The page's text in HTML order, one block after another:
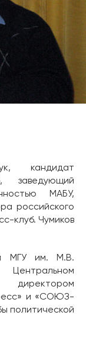
кандидат
заведующий
МАБУ,
российского
клуб. Чумиков
МГУ им. М.В.
директором
и «СОЮЗ-
политической